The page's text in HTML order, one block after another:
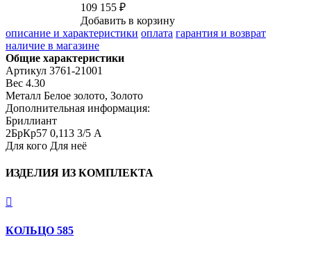
109 155 ₽
Добавить в корзину
описание и характеристики оплата гарантия и возврат
наличие в магазине
Общие характеристики
Артикул 3761-21001
Вес 4.30
Металл Белое золото, Золото
Дополнительная информация:
Бриллиант
2БрКр57 0,113 3/5 А
Для кого Для неё
ИЗДЕЛИЯ ИЗ КОМПЛЕКТА

КОЛЬЦО 585